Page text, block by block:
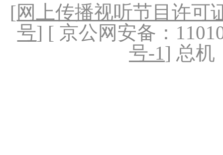
[网上传播视听节目许可
号] [ 京公网安备：
号-1] 总机